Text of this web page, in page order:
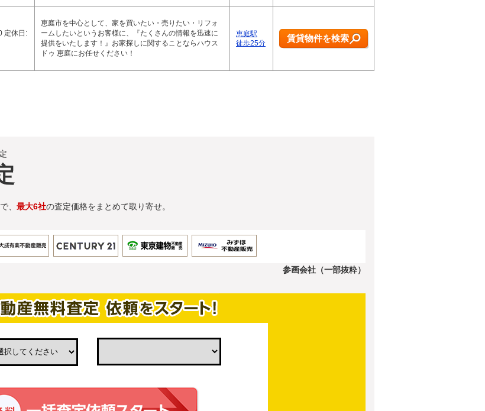
定休日:
恵庭市を中心として、家を買いたい・売りたい・リフォ
ームしたいというお客様に、『たくさんの情報を迅速に
提供をいたします！』お家探しに関することならハウス
ドゥ 恵庭にお任せください！
恵庭駅
徒歩25分
賃貸物件を検索
、 最大6社の査定価格をまとめて取り寄せ。
参画会社（一部抜粋）